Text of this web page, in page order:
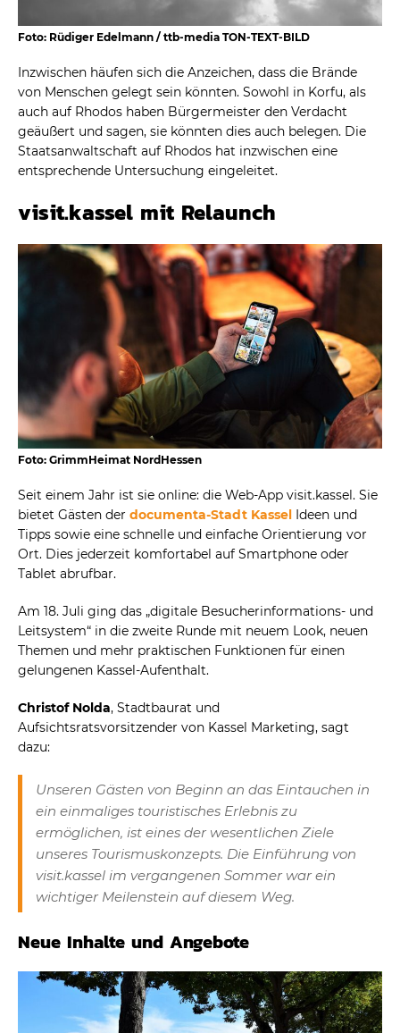
Foto: Rüdiger Edelmann / ttb-media TON-TEXT-BILD
Inzwischen häufen sich die Anzeichen, dass die Brände
von Menschen gelegt sein könnten. Sowohl in Korfu, als
auch auf Rhodos haben Bürgermeister den Verdacht
geäußert und sagen, sie könnten dies auch belegen. Die
Staatsanwaltschaft auf Rhodos hat inzwischen eine
entsprechende Untersuchung eingeleitet.
visit.kassel mit Relaunch
Foto: GrimmHeimat NordHessen
Seit einem Jahr ist sie online: die Web-App visit.kassel. Sie
bietet Gästen der documenta-Stadt Kassel Ideen und
Tipps sowie eine schnelle und einfache Orientierung vor
Ort. Dies jederzeit komfortabel auf Smartphone oder
Tablet abrufbar.
Am 18. Juli ging das „digitale Besucherinformations- und
Leitsystem“ in die zweite Runde mit neuem Look, neuen
Themen und mehr praktischen Funktionen für einen
gelungenen Kassel-Aufenthalt.
Christof Nolda, Stadtbaurat und
Aufsichtsratsvorsitzender von Kassel Marketing, sagt
dazu:
Unseren Gästen von Beginn an das Eintauchen in
ein einmaliges touristisches Erlebnis zu
ermöglichen, ist eines der wesentlichen Ziele
unseres Tourismuskonzepts. Die Einführung von
visit.kassel im vergangenen Sommer war ein
wichtiger Meilenstein auf diesem Weg.
Neue Inhalte und Angebote